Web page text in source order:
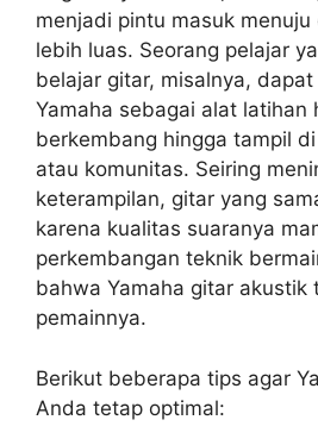
menjadi pintu masuk
lebih luas. Seorang pelajar
belajar gitar, misalnya,
Yamaha sebagai alat latihan
berkembang hingga tampil
atau komunitas. Seiring
keterampilan, gitar yang
karena kualitas suaranya
perkembangan teknik
bahwa Yamaha gitar akustik
pemainnya.
Berikut beberapa tips agar
Anda tetap optimal: